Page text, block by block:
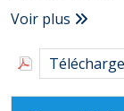
pluies acides,
présent dans l’air.
Sa formule à
résistante à
terme.
Voir plus